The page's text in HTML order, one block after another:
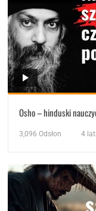
Osho – hinduski
3,096 Odsłon 4